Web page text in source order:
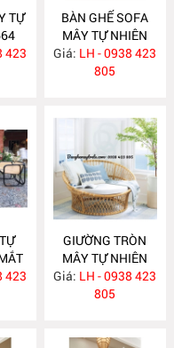
TỰ
423
BÀN GHẾ SOFA
MÂY TỰ NHIÊN
MA663
Giá: LH - 0938 423
805
423
GIƯỜNG TRÒN
MÂY TỰ NHIÊN
MA652
Giá: LH - 0938 423
805